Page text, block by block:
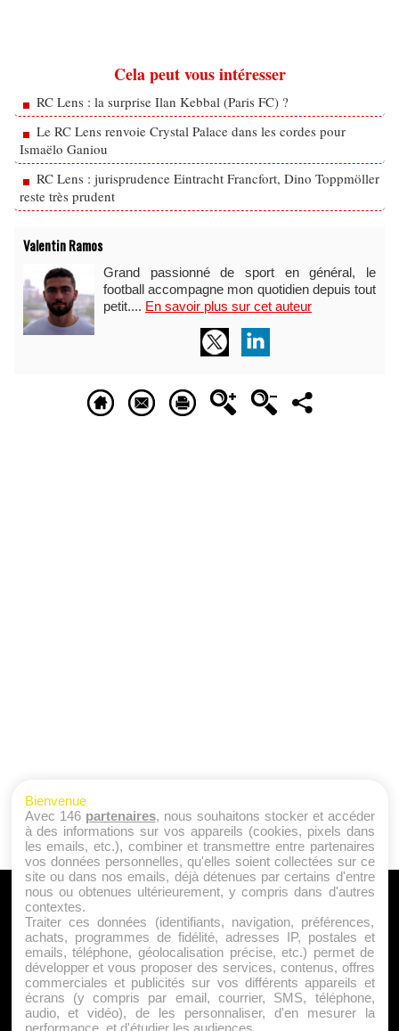
Cela peut vous intéresser
RC Lens : la surprise Ilan Kebbal (Paris FC) ?
Le RC Lens renvoie Crystal Palace dans les cordes pour
Ismaëlo Ganiou
RC Lens : jurisprudence Eintracht Francfort, Dino Toppmöller
reste très prudent
Valentin Ramos
Grand passionné de sport en général, le
football accompagne mon quotidien depuis tout
petit.... En savoir plus sur cet auteur
A PROPOS
Qui sommes nous ?
Mentions Légales
Publicité
Politique de Cookies
Contact
Bienvenue
Avec 146 partenaires, nous souhaitons stocker et accéder
à des informations sur vos appareils (cookies, pixels dans
les emails, etc.), combiner et transmettre entre partenaires
vos données personnelles, qu'elles soient collectées sur ce
site ou dans nos emails, déjà détenues par certains d'entre
nous ou obtenues ultérieurement, y compris dans d'autres
contextes.
Traiter ces données (identifiants, navigation, préférences,
achats, programmes de fidélité, adresses IP, postales et
emails, téléphone, géolocalisation précise, etc.) permet de
développer et vous proposer des services, contenus, offres
commerciales et publicités sur vos différents appareils et
écrans (y compris par email, courrier, SMS, téléphone,
audio, et vidéo), de les personnaliser, d'en mesurer la
performance, et d'étudier les audiences.